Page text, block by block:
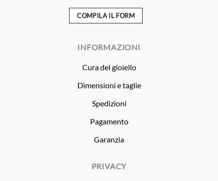
COMPILA IL FORM
INFORMAZIONI
Cura del gioiello
Dimensioni e taglie
Spedizioni
Pagamento
Garanzia
PRIVACY